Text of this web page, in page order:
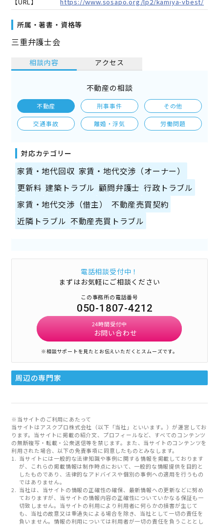
所属・著書・資格等
三重弁護士会
相談内容 アクセス
不動産の相談
不動産 刑事事件 その他
交通事故 離婚・浮気 労働問題
対応カテゴリー
家賃・地代回収 家賃・地代交渉（オーナー）
更新料 建築トラブル 顧問弁護士 行政トラブル
家賃・地代交渉（借主）
不動産売買契約
近隣トラブル 不動産売買トラブル
電話相談受付中！
まずはお気軽にご相談ください
この事務所の電話番号
050-1807-4212
24時間受付中
お問い合わせ
※相談サポートを見たとお伝えいただくとスムーズです。
周辺の専門家
※当サイトのご利用にあたって
当サイトはアスクプロ株式会社（以下「当社」といいます。）が運営してお
ります。当サイトに掲載の紹介文、プロフィールなど、すべてのコンテンツ
の無断複写・転載・公衆送信等を禁じます。また、当サイトのコンテンツを
利用された場合、以下の免責事項に同意したものとみなします。
当サイトには一般的な法律知識や事例に関する情報を掲載しております
が、これらの掲載情報は制作時点において、一般的な情報提供を目的と
したものであり、法律的なアドバイスや個別の事例への適用を行うもの
ではありません。
当社は、当サイトの情報の正確性の確保、最新情報への更新などに努め
ておりますが、当サイトの情報内容の正確性についていかなる保証も一
切致しません。当サイトの利用により利用者に何らかの損害が生じて
も、当社の故意又は重過失による場合を除き、当社として一切の責任を
負いません。情報の利用については利用者が一切の責任を負うこととし